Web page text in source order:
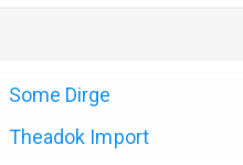
Some Dirge
Theadok Import